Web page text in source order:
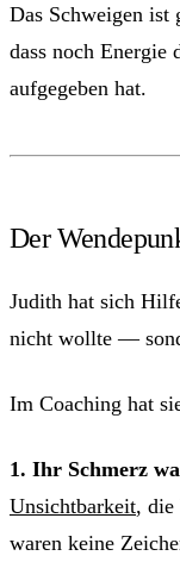
Das Schweigen ist
dass noch Energie
aufgegeben hat.
Der
Judith hat sich
nicht wollte —
Im Coaching hat
1. Ihr Schmerz
Unsichtbarkeit, die
waren keine